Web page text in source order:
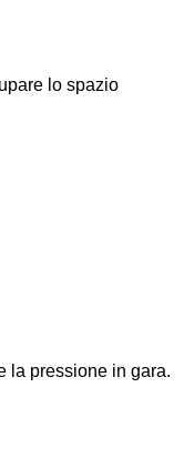
lo spazio
la pressione in gara.